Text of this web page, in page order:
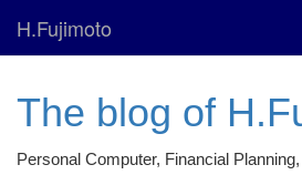
H.Fujimoto
The blog of
Personal Computer, Financial